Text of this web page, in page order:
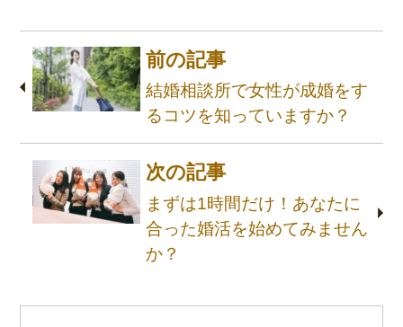
前の記事
結婚相談所で女性が成婚をす
るコツを知っていますか？
次の記事
まずは1時間だけ！あなたに
合った婚活を始めてみません
か？